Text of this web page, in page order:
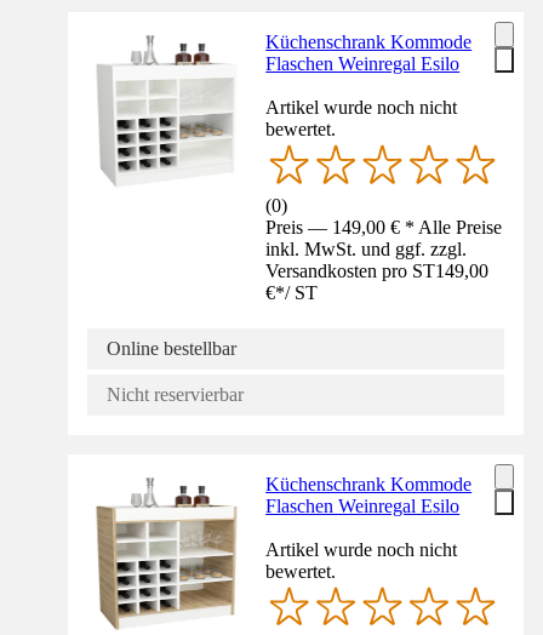
Küchenschrank Kommode
Flaschen Weinregal Esilo
Artikel wurde noch nicht
bewertet.
(0)
Preis — 149,00 € * Alle Preise
inkl. MwSt. und ggf. zzgl.
Versandkosten pro ST149,00
€*/ ST
Online bestellbar
Nicht reservierbar
Küchenschrank Kommode
Flaschen Weinregal Esilo
Artikel wurde noch nicht
bewertet.